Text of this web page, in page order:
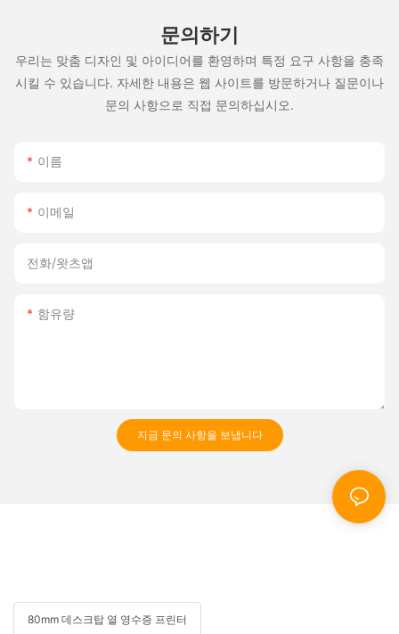
문의하기
우리는 맞춤 디자인 및 아이디어를 환영하며 특정 요구 사항을 충족
시킬 수 있습니다. 자세한 내용은 웹 사이트를 방문하거나 질문이나
문의 사항으로 직접 문의하십시오.
이름
이메일
전화/왓츠앱
함유량
지금 문의 사항을 보냅니다
80mm 데스크탑 열 영수증 프린터